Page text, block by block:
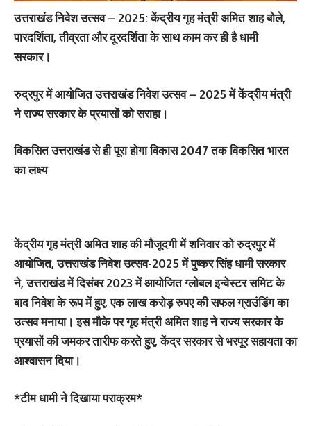
उत्तराखंड निवेश उत्सव – 2025: केंद्रीय गृह मंत्री अमित शाह बोले,
पारदर्शिता, तीव्रता और दूरदर्शिता के साथ काम कर ही है धामी
सरकार।
रुद्रपुर में आयोजित उत्तराखंड निवेश उत्सव – 2025 में केंद्रीय मंत्री
ने राज्य सरकार के प्रयासों को सराहा।
विकसित उत्तराखंड से ही पूरा होगा विकास 2047 तक विकसित भारत
का लक्ष्य
केंद्रीय गृह मंत्री अमित शाह की मौजूदगी में शनिवार को रुद्रपुर में
आयोजित, उत्तराखंड निवेश उत्सव-2025 में पुष्कर सिंह धामी सरकार
ने, उत्तराखंड में दिसंबर 2023 में आयोजित ग्लोबल इन्वेस्टर समिट के
बाद निवेश के रूप में हुए, एक लाख करोड़ रुपए की सफल ग्राउंडिंग का
उत्सव मनाया। इस मौके पर गृह मंत्री अमित शाह ने राज्य सरकार के
प्रयासों की जमकर तारीफ करते हुए, केंद्र सरकार से भरपूर सहायता का
आश्वासन दिया।
*टीम धामी ने दिखाया पराक्रम*